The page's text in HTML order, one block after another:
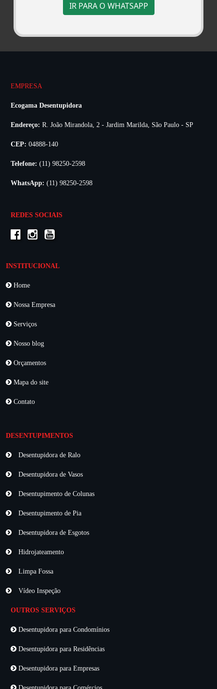
IR PARA O WHATSAPP
EMPRESA
Ecogama Desentupidora
Endereço: R. João Mirandola, 2 - Jardim Marilda, São Paulo - SP
CEP: 04888-140
Telefone: (11) 98250-2598
WhatsApp: (11) 98250-2598
REDES SOCIAIS
INSTITUCIONAL
Home
Nossa Empresa
Serviços
Nosso blog
Orçamentos
Mapa do site
Contato
DESENTUPIMENTOS
Desentupidora de Ralo
Desentupidora de Vasos
Desentupimento de Colunas
Desentupimento de Pia
Desentupidora de Esgotos
Hidrojateamento
Limpa Fossa
Vídeo Inspeção
OUTROS SERVIÇOS
Desentupidora para Condomínios
Desentupidora para Residências
Desentupidora para Empresas